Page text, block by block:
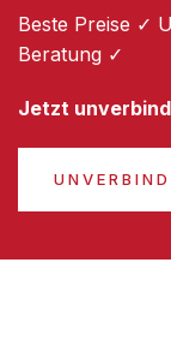
Beste Preise ✓
Beratung ✓
Jetzt